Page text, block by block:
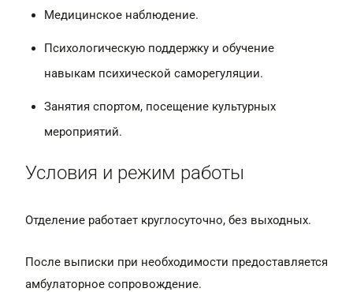
Медицинское наблюдение.
Психологическую поддержку и обучение
навыкам психической саморегуляции.
Занятия спортом, посещение культурных
мероприятий.
Условия и режим работы
Отделение работает круглосуточно, без выходных.
После выписки при необходимости предоставляется
амбулаторное сопровождение.